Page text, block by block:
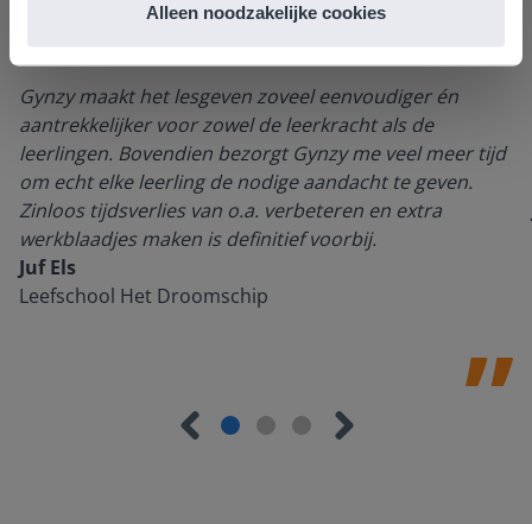
Alleen noodzakelijke cookies
Gynzy maakt het lesgeven zoveel eenvoudiger én
aantrekkelijker voor zowel de leerkracht als de
leerlingen. Bovendien bezorgt Gynzy me veel meer tijd
om echt elke leerling de nodige aandacht te geven.
Zinloos tijdsverlies van o.a. verbeteren en extra
werkblaadjes maken is definitief voorbij.
Juf Els
Leefschool Het Droomschip